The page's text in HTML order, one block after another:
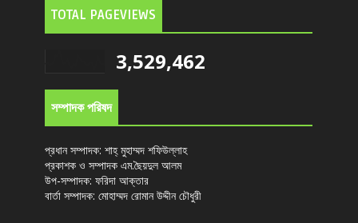
TOTAL PAGEVIEWS
3,529,462
সম্পাদক পরিষদ
প্রধান সম্পাদক: শাহ্ মুহাম্মদ শফিউল্লাহ
প্রকাশক ও সম্পাদক এম.ছৈয়দুল আলম
উপ-সম্পাদক: ফরিদা আক্তার
বার্তা সম্পাদক: মোহাম্মদ রোমান উদ্দীন চৌধুরী